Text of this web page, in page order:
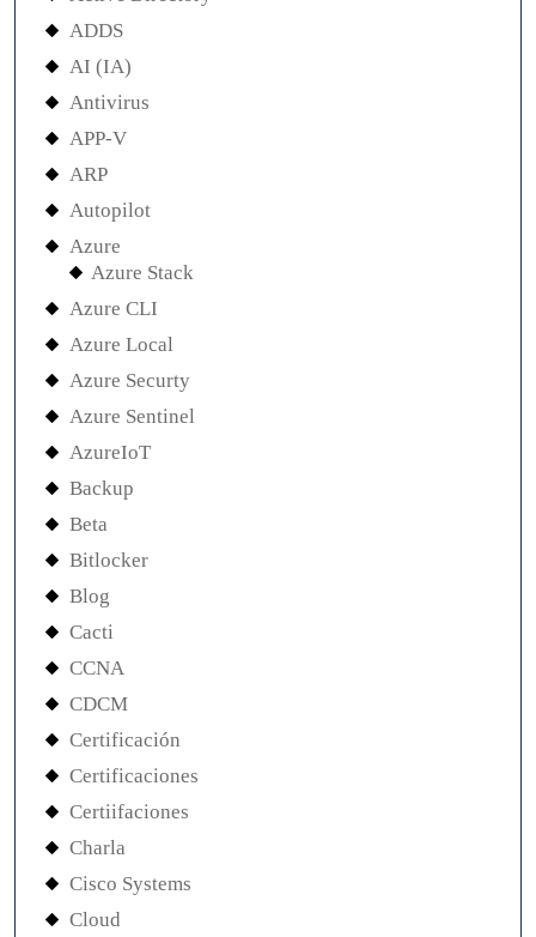
ADDS
AI (IA)
Antivirus
APP-V
ARP
Autopilot
Azure
Azure Stack
Azure CLI
Azure Local
Azure Securty
Azure Sentinel
AzureIoT
Backup
Beta
Bitlocker
Blog
Cacti
CCNA
CDCM
Certificación
Certificaciones
Certiifaciones
Charla
Cisco Systems
Cloud